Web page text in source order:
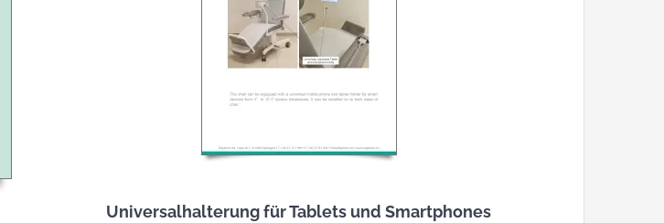
Universalhalterung für Tablets und Smartphones